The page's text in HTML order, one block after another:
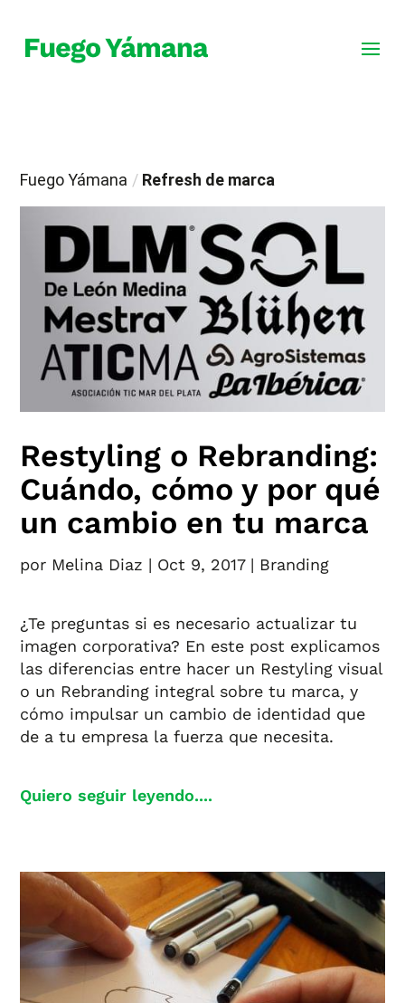
Fuego Yámana / Refresh de marca
Restyling o Rebranding:
Cuándo, cómo y por qué
un cambio en tu marca
por Melina Diaz | Oct 9, 2017| Branding
¿Te preguntas si es necesario actualizar tu
imagen corporativa? En este post explicamos
las diferencias entre hacer un Restyling visual
o un Rebranding integral sobre tu marca, y
cómo impulsar un cambio de identidad que
de a tu empresa la fuerza que necesita.
Quiero seguir leyendo....